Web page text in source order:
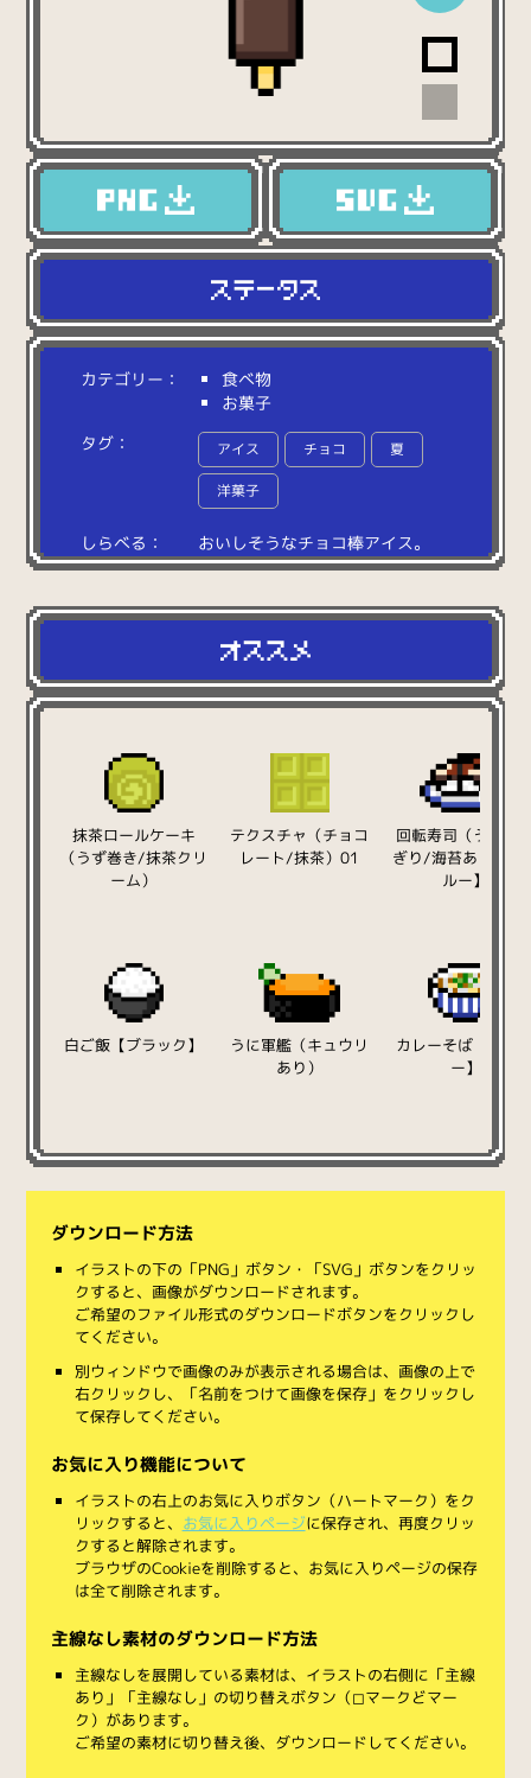
カテゴリー：
食べ物
お菓子
タグ：
アイス チョコ 夏
洋菓子
しらべる： おい しそうなチ ョ コ棒アイス。
抹茶ロールケーキ
（うず巻き/抹茶クリ
ーム）
テクスチャ（チョコ
レート/抹茶）01
回転寿司（うなぎ
ぎり/海苔あり）【
ルー】
白ご飯【ブラック】
うに軍艦（キュウリ
あり）
カレーそば【ボー
ー】
ダウンロード方法
イラストの下の「PNG」ボタン・「SVG」ボタンをクリッ
クすると、画像がダウンロードされます。
ご希望のファイル形式のダウンロードボタンをクリックし
てください。
別ウィンドウで画像のみが表示される場合は、画像の上で
右クリックし、「名前をつけて画像を保存」をクリックし
て保存してください。
お気に入り機能について
イラストの右上のお気に入りボタン（ハートマーク）をク
リックすると、 お気に入りページに保存され、再度クリッ
クすると解除されます。
ブラウザのCookieを削除すると、お気に入りページの保存
は全て削除されます。
主線なし素材のダウンロード方法
主線なしを展開している素材は、イラストの右側に「主線
あり」「主線なし」の切り替えボタン（◻︎マークと◼︎マー
ク）があります。
ご希望の素材に切り替え後、ダウンロードしてください。